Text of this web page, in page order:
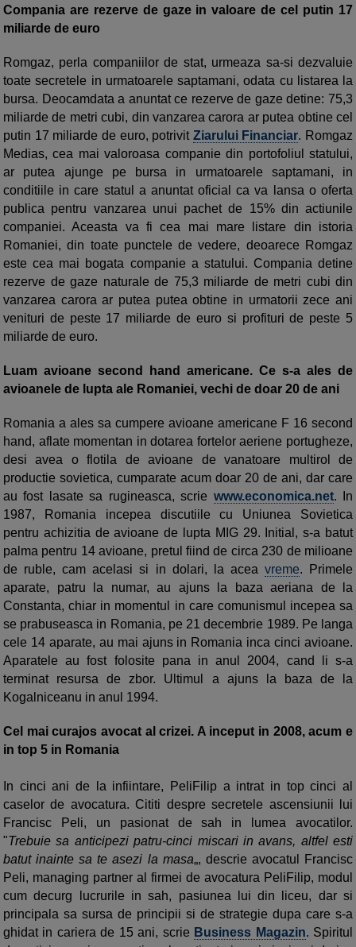
Compania are rezerve de gaze in valoare de cel putin 17
miliarde de euro
Romgaz, perla companiilor de stat, urmeaza sa-si dezvaluie
toate secretele in urmatoarele saptamani, odata cu listarea la
bursa. Deocamdata a anuntat ce rezerve de gaze detine: 75,3
miliarde de metri cubi, din vanzarea carora ar putea obtine cel
putin 17 miliarde de euro, potrivit Ziarului Financiar. Romgaz
Medias, cea mai valoroasa companie din portofoliul statului,
ar putea ajunge pe bursa in urmatoarele saptamani, in
conditiile in care statul a anuntat oficial ca va lansa o oferta
publica pentru vanzarea unui pachet de 15% din actiunile
companiei. Aceasta va fi cea mai mare listare din istoria
Romaniei, din toate punctele de vedere, deoarece Romgaz
este cea mai bogata companie a statului. Compania detine
rezerve de gaze naturale de 75,3 miliarde de metri cubi din
vanzarea carora ar putea putea obtine in urmatorii zece ani
venituri de peste 17 miliarde de euro si profituri de peste 5
miliarde de euro.
Luam avioane second hand americane. Ce s-a ales de
avioanele de lupta ale Romaniei, vechi de doar 20 de ani
Romania a ales sa cumpere avioane americane F 16 second
hand, aflate momentan in dotarea fortelor aeriene portugheze,
desi avea o flotila de avioane de vanatoare multirol de
productie sovietica, cumparate acum doar 20 de ani, dar care
au fost lasate sa rugineasca, scrie www.economica.net. In
1987, Romania incepea discutiile cu Uniunea Sovietica
pentru achizitia de avioane de lupta MIG 29. Initial, s-a batut
palma pentru 14 avioane, pretul fiind de circa 230 de milioane
de ruble, cam acelasi si in dolari, la acea vreme. Primele
aparate, patru la numar, au ajuns la baza aeriana de la
Constanta, chiar in momentul in care comunismul incepea sa
se prabuseasca in Romania, pe 21 decembrie 1989. Pe langa
cele 14 aparate, au mai ajuns in Romania inca cinci avioane.
Aparatele au fost folosite pana in anul 2004, cand li s-a
terminat resursa de zbor. Ultimul a ajuns la baza de la
Kogalniceanu in anul 1994.
Cel mai curajos avocat al crizei. A inceput in 2008, acum e
in top 5 in Romania
In cinci ani de la infiintare, PeliFilip a intrat in top cinci al
caselor de avocatura. Cititi despre secretele ascensiunii lui
Francisc Peli, un pasionat de sah in lumea avocatilor.
"Trebuie sa anticipezi patru-cinci miscari in avans, altfel esti
batut inainte sa te asezi la masa„, descrie avocatul Francisc
Peli, managing partner al firmei de avocatura PeliFilip, modul
cum decurg lucrurile in sah, pasiunea lui din liceu, dar si
principala sa sursa de principii si de strategie dupa care s-a
ghidat in cariera de 15 ani, scrie Business Magazin. Spiritul